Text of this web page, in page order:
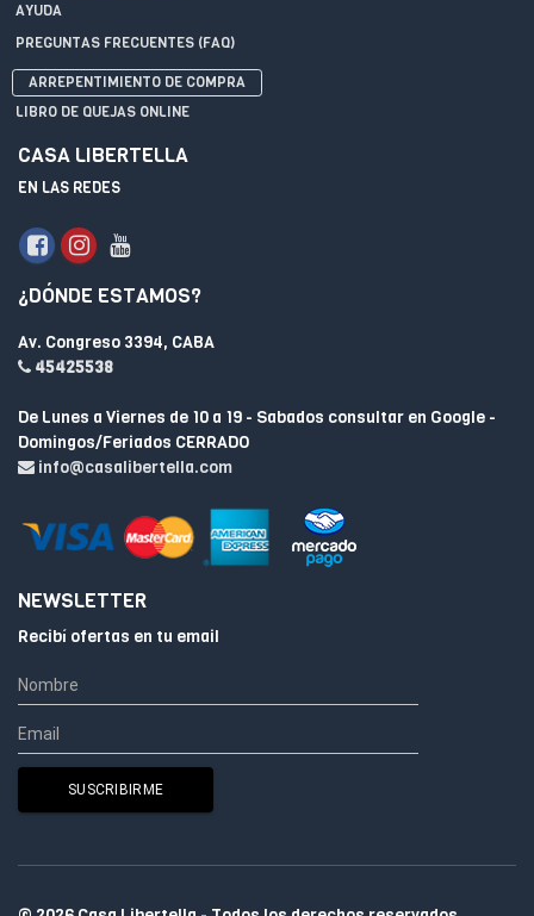
AYUDA
PREGUNTAS FRECUENTES (FAQ)
ARREPENTIMIENTO DE COMPRA
LIBRO DE QUEJAS ONLINE
CASA LIBERTELLA
EN LAS REDES
¿DÓNDE ESTAMOS?
Av. Congreso 3394, CABA
45425538
De Lunes a Viernes de 10 a 19 - Sabados consultar en Google -
Domingos/Feriados CERRADO
info@casalibertella.com
NEWSLETTER
Recibí ofertas en tu email